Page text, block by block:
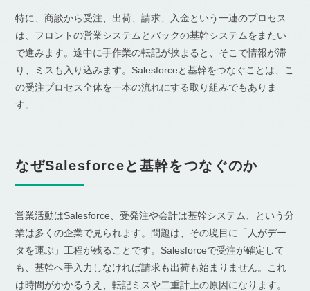
特に、商談から受注、出荷、請求、入金という一連のプロセス
は、フロントの営業システムとバックの基幹システムをまたい
で進みます。途中に手作業の転記が挟まると、そこで情報が滞
り、ミスも入り込みます。Salesforceと基幹をつなぐことは、こ
の受注プロセス全体を一本の流れにする取り組みでもありま
す。
なぜSalesforceと基幹をつなぐのか
営業活動はSalesforce、受発注や会計は基幹システム、という分
業は多くの企業で見られます。問題は、その境目に「人がデー
タを運ぶ」工程が残ることです。Salesforceで受注が確定して
も、基幹へ手入力しなければ請求も出荷も始まりません。これ
は時間がかかるうえ、転記ミスや二重計上の原因になります。